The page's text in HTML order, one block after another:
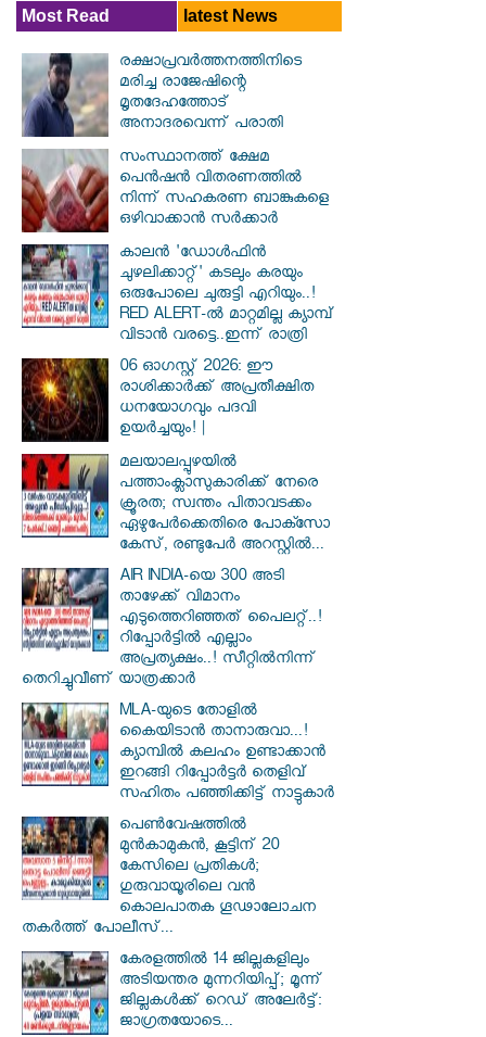
Most Read latest News
രക്ഷാപ്രവര്‍ത്തനത്തിനിടെ
മരിച്ച രാജേഷിന്റെ
മൃതദേഹത്തോട്
അനാദരവെന്ന് പരാതി
സംസ്ഥാനത്ത് ക്ഷേമ
പെൻഷൻ വിതരണത്തിൽ
നിന്ന് സഹകരണ ബാങ്കുകളെ
ഒഴിവാക്കാൻ സർക്കാർ
കാലൻ 'ഡോൾഫിൻ
ചുഴലിക്കാറ്റ്' കടലും കരയും
ഒരുപോലെ ചുരുട്ടി എറിയും..!
RED ALERT-ൽ മാറ്റമില്ല ക്യാമ്പ്
വിടാൻ വരട്ടെ..ഇന്ന് രാത്രി
06 ഓഗസ്റ്റ് 2026: ഈ
രാശിക്കാർക്ക് അപ്രതീക്ഷിത
ധനയോഗവും പദവി
ഉയർച്ചയും! |
മലയാലപ്പുഴയിൽ
പത്താംക്ലാസുകാരിക്ക് നേരെ
ക്രൂരത; സ്വന്തം പിതാവടക്കം
ഏഴുപേർക്കെതിരെ പോക്സോ
കേസ്, രണ്ടുപേർ അറസ്റ്റിൽ...
AIR INDIA-യെ 300 അടി
താഴേക്ക് വിമാനം
എടുത്തെറിഞ്ഞത് പൈലറ്റ്..!
റിപ്പോർട്ടിൽ എല്ലാം
അപ്രത്യക്ഷം..! സീറ്റിൽനിന്ന്
തെറിച്ചുവീണ് യാത്രക്കാർ
MLA-യുടെ തോളിൽ
കൈയിടാൻ താനാരുവാ...!
ക്യാമ്പിൽ കലഹം ഉണ്ടാക്കാൻ
ഇറങ്ങി റിപ്പോർട്ടർ തെളിവ്
സഹിതം പഞ്ഞിക്കിട്ട് നാട്ടുകാർ
പെൺവേഷത്തിൽ
മുൻകാമുകൻ, കൂട്ടിന് 20
കേസിലെ പ്രതികൾ;
ഗുരുവായൂരിലെ വൻ
കൊലപാതക ഗൂഢാലോചന
തകർത്ത് പോലീസ്...
കേരളത്തിൽ 14 ജില്ലകളിലും
അടിയന്തര മുന്നറിയിപ്പ്; മൂന്ന്
ജില്ലകൾക്ക് റെഡ് അലേർട്ട്:
ജാഗ്രതയോടെ...